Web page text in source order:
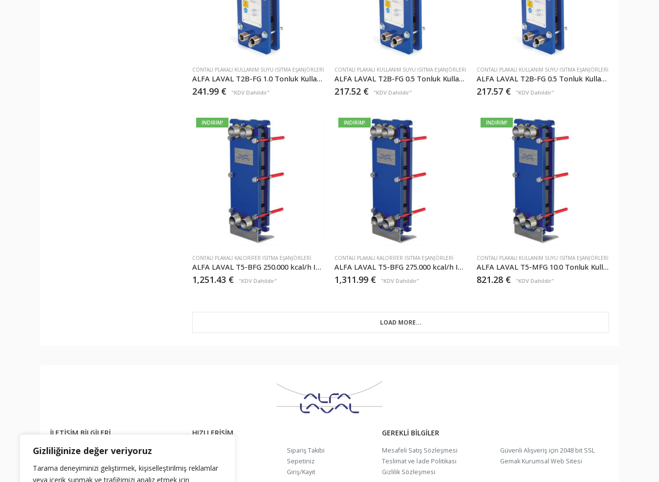
Gizliliğinize değer veriyoruz
Tarama deneyiminizi geliştirmek, kişiselleştirilmiş reklamlar
veya içerik sunmak ve trafiğimizi analiz etmek için
CONTALI PLAKALI KULLANIM SUYU ISITMA EŞANJÖRLERI
ALFA LAVAL T2B-FG 1.0 Tonluk Kullanım Suyu Plakalı Eşanjör – Isıtma 50.000kcal/h
241.99 € "KDV Dahildir"
CONTALI PLAKALI KULLANIM SUYU ISITMA EŞANJÖRLERI
ALFA LAVAL T2B-FG 0.5 Tonluk Kullanım Suyu Plakalı Eşanjör – Isıtma 25.000kcal/h
217.52 € "KDV Dahildir"
CONTALI PLAKALI KULLANIM SUYU ISITMA EŞANJÖRLERI
ALFA LAVAL T2B-FG 0.5 Tonluk Kullanım Suyu Plakalı Eşanjör – Isıtma 25.000kcal/h
217.57 € "KDV Dahildir"
İNDİRİM!
CONTALI PLAKALI KALORIFER ISITMA EŞANJÖRLERI
ALFA LAVAL T5-BFG 250.000 kcal/h Isıtma İhtiyacı Plakalı Eşanjör
1,251.43 € "KDV Dahildir"
İNDİRİM!
CONTALI PLAKALI KALORIFER ISITMA EŞANJÖRLERI
ALFA LAVAL T5-BFG 275.000 kcal/h Isıtma İhtiyacı Plakalı Eşanjör
1,311.99 € "KDV Dahildir"
İNDİRİM!
CONTALI PLAKALI KULLANIM SUYU ISITMA EŞANJÖRLERI
ALFA LAVAL T5-MFG 10.0 Tonluk Kullanım Suyu Plakalı Eşanjör – Isıtma 500.000kcal/h
821.28 € "KDV Dahildir"
LOAD MORE...
İLETIŞIM BILGILERI
ADRES: Alcı OSB Mahallesi 2032 Cad. No: 1 / 1
T.: +90 (312) 394 77 94 - +90 (533 595 50 94
HIZLI ERIŞIM
Hesabım
Sipariş Takibi
Sepetiniz
Giriş/Kayıt
GEREKLI BILGILER
Mesafeli Satış Sözleşmesi
Teslimat ve İade Politikası
Gizlilik Sözleşmesi
Güvenli Alışveriş için 2048 bit SSL
Gemak Kurumsal Web Sitesi